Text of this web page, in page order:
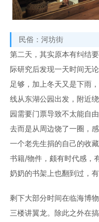
民俗：河坊街
第二天，其实原本有纠结
际研究后发现一天时间无
足够，加上冬天又是下雨
线从东湖公园出发，附近
园需要门票导致不太能自
去而是从周边饶了一圈，
一个老先生捐的自己的收
书籍/物件，颇有时代感，
奶奶的书架上也翻到过，
剩下大部分时间在临海博
三楼讲翼龙。除此之外在